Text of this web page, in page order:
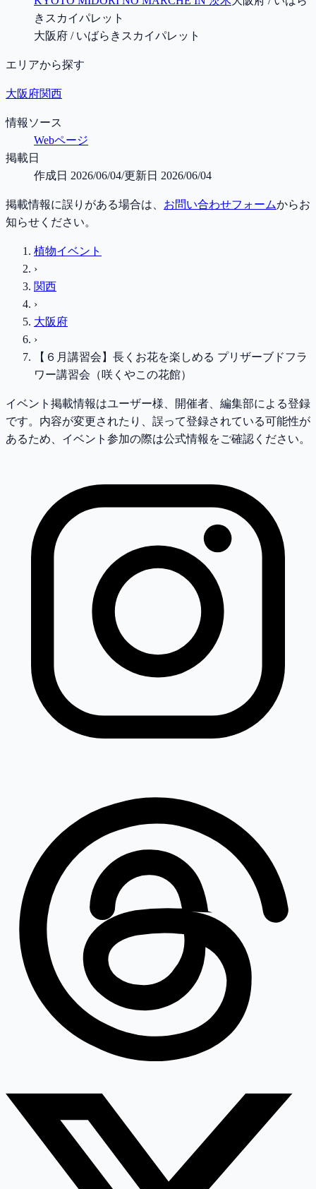
きスカイパレット
大阪府 / いばらきスカイパレット
エリアから探す
大阪府関西
情報ソース
Webページ
掲載日
作成日 2026/06/04/更新日 2026/06/04
掲載情報に誤りがある場合は、 お問い合わせフォームからお
知らせください。
植物イベント
›
関西
›
大阪府
›
【６月講習会】長くお花を楽しめる プリザーブドフラ
ワー講習会（咲くやこの花館）
イベント掲載情報はユーザー様、開催者、編集部による登録
です。内容が変更されたり、誤って登録されている可能性が
あるため、イベント参加の際は公式情報をご確認ください。